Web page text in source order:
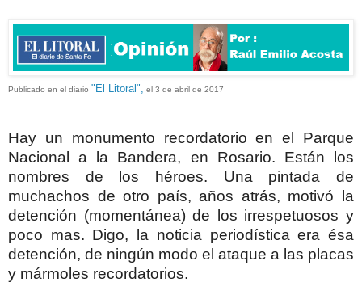
Publicado en el diario "El Litoral", el 3 de abril de 2017
Hay un monumento recordatorio en el Parque
Nacional a la Bandera, en Rosario. Están los
nombres de los héroes. Una pintada de
muchachos de otro país, años atrás, motivó la
detención (momentánea) de los irrespetuosos y
poco mas. Digo, la noticia periodística era ésa
detención, de ningún modo el ataque a las placas
y mármoles recordatorios.